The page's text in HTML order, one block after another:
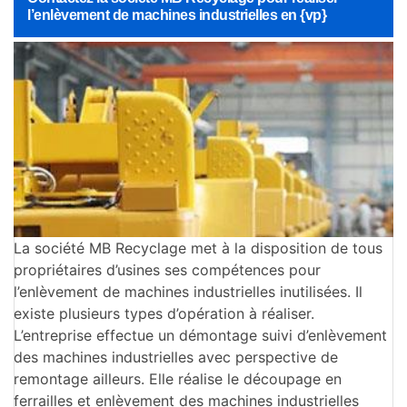
l’enlèvement de machines industrielles en {vp}
La société MB Recyclage met à la disposition de tous
propriétaires d’usines ses compétences pour
l’enlèvement de machines industrielles inutilisées. Il
existe plusieurs types d’opération à réaliser.
L’entreprise effectue un démontage suivi d’enlèvement
des machines industrielles avec perspective de
remontage ailleurs. Elle réalise le découpage en
ferrailles et enlèvement des machines industrielles